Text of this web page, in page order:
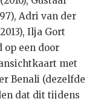
Adri van der
Ilja Gort
op een door
met
Benali (dezelfde
dat dit tijdens